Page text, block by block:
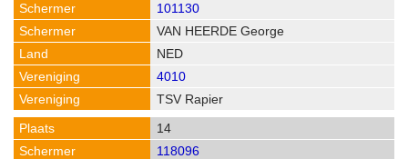
101130
VAN HEERDE George
NED
4010
TSV Rapier
14
118096